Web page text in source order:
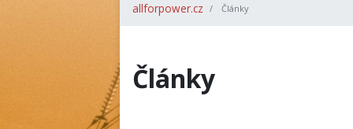
allforpower.cz Články
Články